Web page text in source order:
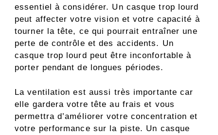
essentiel à considérer. Un casque trop lourd
peut affecter votre vision et votre capacité à
tourner la tête, ce qui pourrait entraîner une
perte de contrôle et des accidents. Un
casque trop lourd peut être inconfortable à
porter pendant de longues périodes.
La ventilation est aussi très importante car
elle gardera votre tête au frais et vous
permettra d’améliorer votre concentration et
votre performance sur la piste. Un casque